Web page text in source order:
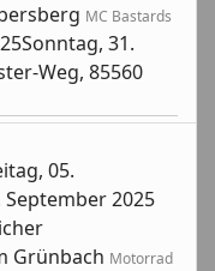
MC Bastards
31.
Weg, 85560
05.
September 2025
Grünbach Motorrad